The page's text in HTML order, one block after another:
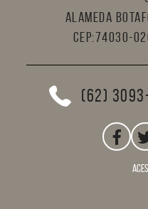
Alameda
CEP:74030-
(62)